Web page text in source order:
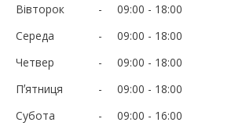
Вівторок
09:00
18:00
Середа
09:00
18:00
Четвер
09:00
18:00
Пʼятниця
09:00
18:00
Субота
09:00
16:00